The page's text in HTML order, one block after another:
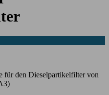
für den Dieselpartikelfilter von